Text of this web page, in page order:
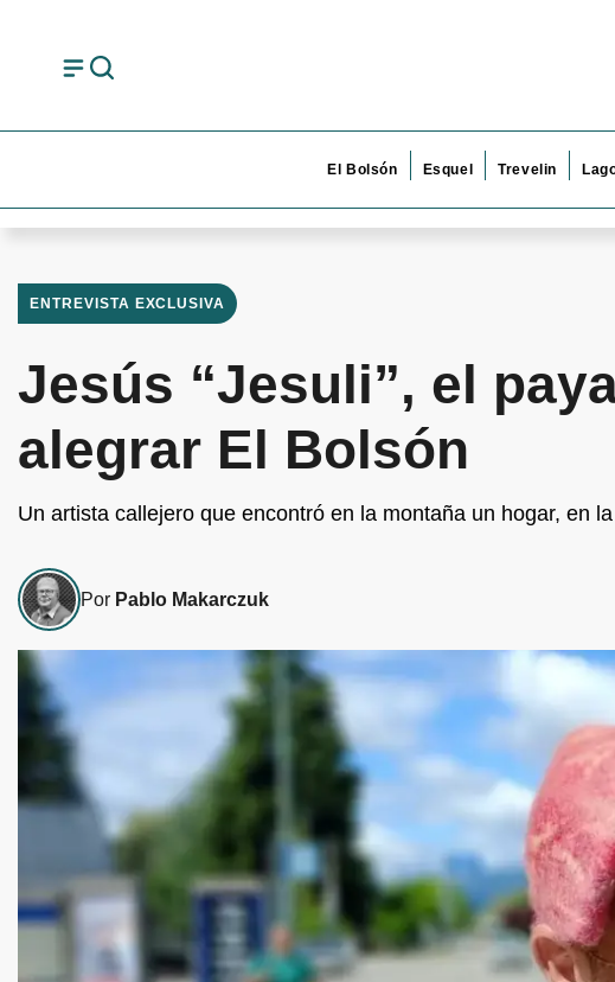
El Bolsón Esquel Trevelin
ENTREVISTA EXCLUSIVA
Jesús “Jesuli”, el
alegrar El Bolsón
Un artista callejero que encontró en la montaña un hogar, en
Por Pablo Makarczuk